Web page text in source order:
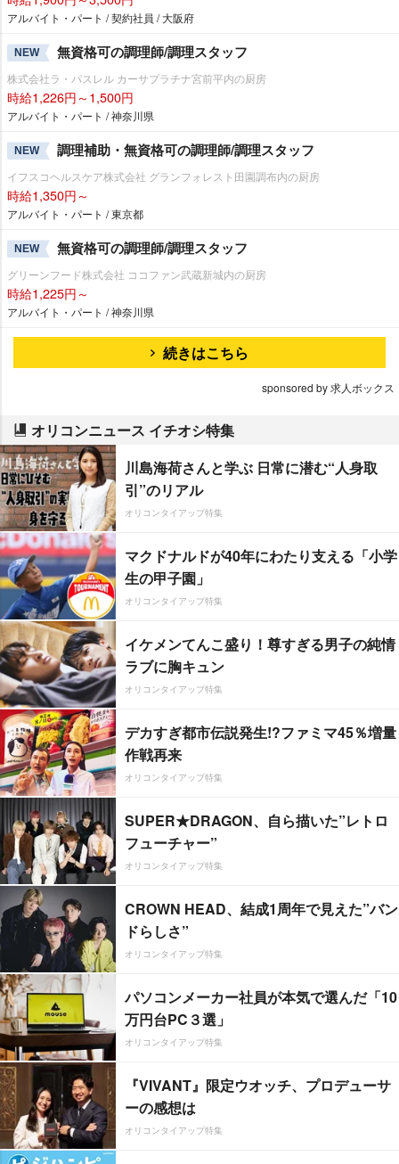
アルバイト・パート / 契約社員 / 大阪府
NEW 無資格可の調理師/調理スタッフ
株式会社ラ・パスレル カーサプラチナ宮前平内の厨房
時給1,226円～1,500円
アルバイト・パート / 神奈川県
NEW 調理補助・無資格可の調理師/調理スタッフ
イフスコヘルスケア株式会社 グランフォレスト田園調布内の厨房
時給1,350円～
アルバイト・パート / 東京都
NEW 無資格可の調理師/調理スタッフ
グリーンフード株式会社 ココファン武蔵新城内の厨房
時給1,225円～
アルバイト・パート / 神奈川県
続きはこちら
sponsored by 求人ボックス
オリコンニュース イチオシ特集
川島海荷さんと学ぶ 日常に潜む“人身取
引”のリアル
オリコンタイアップ特集
マクドナルドが40年にわたり支える「小学
生の甲子園」
オリコンタイアップ特集
イケメンてんこ盛り！尊すぎる男子の純情
ラブに胸キュン
オリコンタイアップ特集
デカすぎ都市伝説発生!?ファミマ45％増量
作戦再来
オリコンタイアップ特集
SUPER★DRAGON、自ら描いた”レトロ
フューチャー”
オリコンタイアップ特集
CROWN HEAD、結成1周年で見えた”バン
ドらしさ”
オリコンタイアップ特集
パソコンメーカー社員が本気で選んだ「10
万円台PC３選」
オリコンタイアップ特集
『VIVANT』限定ウオッチ、プロデューサ
ーの感想は
オリコンタイアップ特集